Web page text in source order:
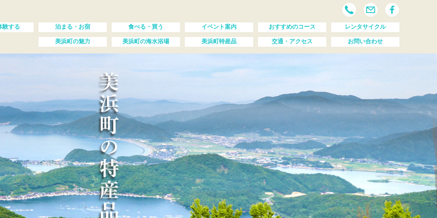
験する 泊まる・お宿 食べる・買う イベント案内 おすすめのコース
レンタサイクル
美浜町の魅力
美浜町の海水浴場 美浜町特産品 交通・アクセス お問い合わせ